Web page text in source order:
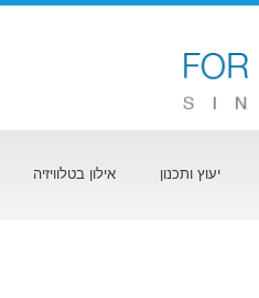
יעוץ ותכנון אילון בטלוויזיה